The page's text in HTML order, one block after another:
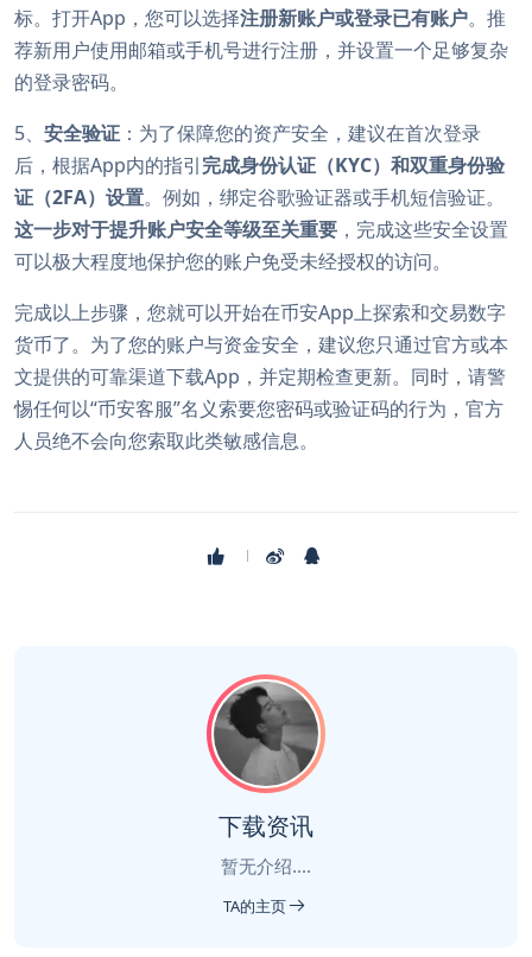
标。打开App，您可以选择注册新账户或登录已有账户。推
荐新用户使用邮箱或手机号进行注册，并设置一个足够复杂
的登录密码。
5、 安全验证 ：为了保障您的资产安全，建议在首次登录
后，根据App内的指引完成身份认证（KYC）和双重身份验
证（2FA）设置。例如，绑定谷歌验证器或手机短信验证。
这一步对于提升账户安全等级至关重要 ，完成这些安全设置
可以极大程度地保护您的账户免受未经授权的访问。
完成以上步骤，您就可以开始在币安App上探索和交易数字
货币了。为了您的账户与资金安全，建议您只通过官方或本
文提供的可靠渠道下载App，并定期检查更新。同时，请警
惕任何以“币安客服”名义索要您密码或验证码的行为，官方
人员绝不会向您索取此类敏感信息。
下载资讯
暂无介绍....
TA的主页